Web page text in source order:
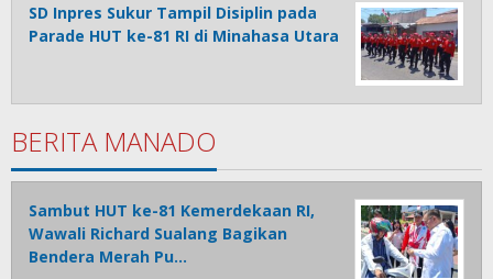
SD Inpres Sukur Tampil Disiplin pada
Parade HUT ke-81 RI di Minahasa Utara
BERITA MANADO
Sambut HUT ke-81 Kemerdekaan RI,
Wawali Richard Sualang Bagikan
Bendera Merah Pu…